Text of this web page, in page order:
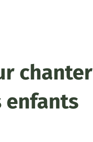
chanter
enfants